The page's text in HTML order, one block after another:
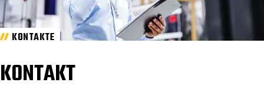
KONTAKTE
KONTAKT